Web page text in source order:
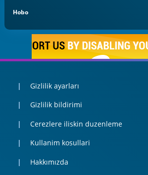
Hobo
Gizlilik ayarları
Gizlilik bildirimi
Cerezlere iliskin duzenleme
Kullanim kosullari
Hakkımızda